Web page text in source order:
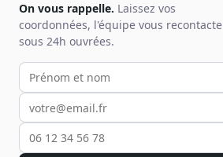
On vous rappelle. Laissez vos
coordonnées, l'équipe vous recontacte
sous 24h ouvrées.
Votre prénom et nom
Votre email
Votre téléphone